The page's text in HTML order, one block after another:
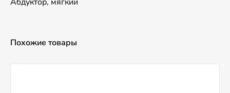
Похожие товары